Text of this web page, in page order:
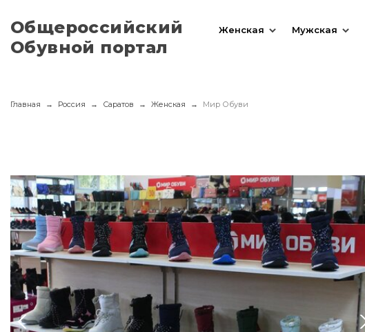
Общероссийский
Обувной портал
Женская Мужская
Главная Россия Саратов Женская Мир Обуви